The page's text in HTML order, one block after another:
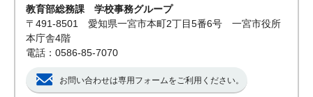
教育部総務課 学校事務グループ
〒491-8501 愛知県一宮市本町2丁目5番6号 一宮市役所
本庁舎4階
電話：0586-85-7070
お問い合わせは専用フォームをご利用ください。